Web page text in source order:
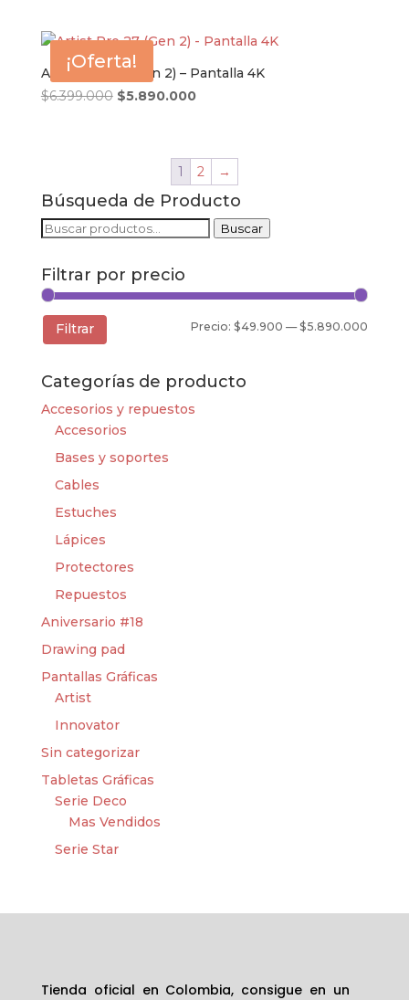
era:
$4.290.000.
es:
$3.849.000.
¡Oferta!
Artist Pro 27 (Gen 2) – Pantalla 4K
$6.399.000 El
$6.399.000.
$5.890.000El
es:
$5.890.000.
1 2 →
Búsqueda de Producto
Buscar
Buscar
Filtrar por precio
Filtrar Precio:$49.900 —$5.890.000
Categorías de producto
Accesorios y repuestos
Accesorios
Bases y soportes
Cables
Estuches
Lápices
Protectores
Repuestos
Aniversario #18
Drawing pad
Pantallas Gráficas
Artist
Innovator
Sin categorizar
Tabletas Gráficas
Serie Deco
Mas Vendidos
Serie Star
Tienda oficial en Colombia, consigue en un